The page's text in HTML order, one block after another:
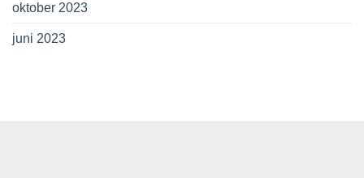
oktober 2023
juni 2023